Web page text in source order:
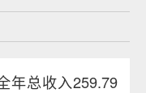
年总收入259.79